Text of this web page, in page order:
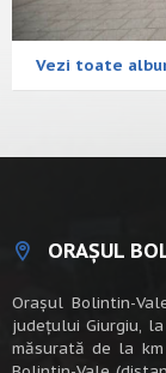
Vezi toate
ORAȘUL
Oraşul Bolintin-
judeţului Giurgiu,
măsurată de la